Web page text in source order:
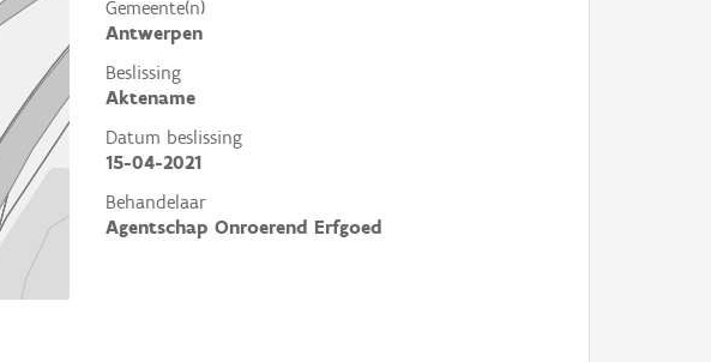
Gemeente(n)
Antwerpen
Beslissing
Aktename
Datum beslissing
15-04-2021
Behandelaar
Agentschap Onroerend Erfgoed